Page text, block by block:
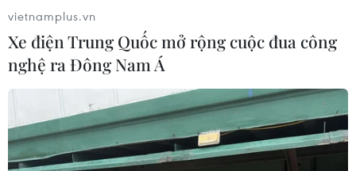
vietnamplus.vn
Xe điện Trung Quốc mở rộng cuộc đua công
nghệ ra Đông Nam Á